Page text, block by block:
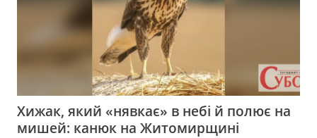
Хижак, який «нявкає» в небі й полює на
мишей: канюк на Житомирщині